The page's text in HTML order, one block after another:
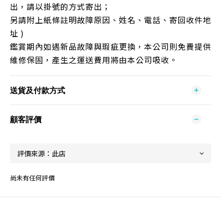
出，請以掛號的方式寄出；
另請附上紙條註明故障原因、姓名、電話、寄回收件地
址 )
鑑賞期內如遇新品故障與瑕疵更換，本公司則免費提供
維修保固，產生之運送費用將由本公司吸收。
送貨及付款方式
顧客評價
尚未有任何評價